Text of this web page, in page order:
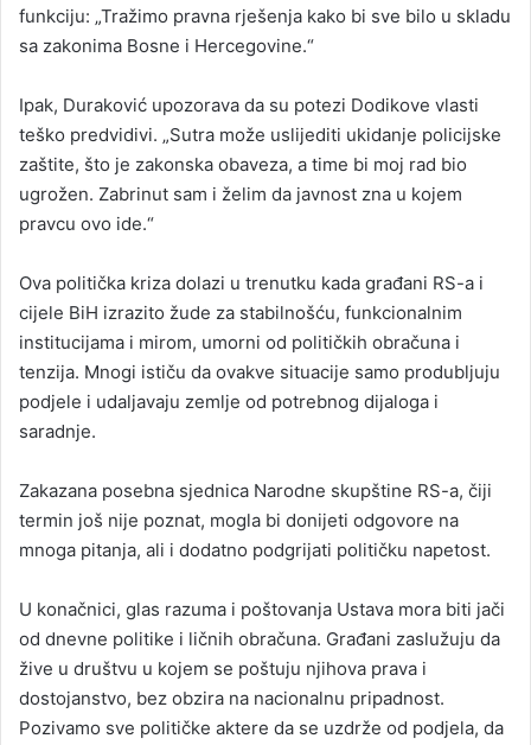
funkciju: „Tražimo pravna rješenja kako bi sve bilo u skladu
sa zakonima Bosne i Hercegovine.“
Ipak, Duraković upozorava da su potezi Dodikove vlasti
teško predvidivi. „Sutra može uslijediti ukidanje policijske
zaštite, što je zakonska obaveza, a time bi moj rad bio
ugrožen. Zabrinut sam i želim da javnost zna u kojem
pravcu ovo ide.“
Ova politička kriza dolazi u trenutku kada građani RS-a i
cijele BiH izrazito žude za stabilnošću, funkcionalnim
institucijama i mirom, umorni od političkih obračuna i
tenzija. Mnogi ističu da ovakve situacije samo produbljuju
podjele i udaljavaju zemlje od potrebnog dijaloga i
saradnje.
Zakazana posebna sjednica Narodne skupštine RS-a, čiji
termin još nije poznat, mogla bi donijeti odgovore na
mnoga pitanja, ali i dodatno podgrijati političku napetost.
U konačnici, glas razuma i poštovanja Ustava mora biti jači
od dnevne politike i ličnih obračuna. Građani zaslužuju da
žive u društvu u kojem se poštuju njihova prava i
dostojanstvo, bez obzira na nacionalnu pripadnost.
Pozivamo sve političke aktere da se uzdrže od podjela, da